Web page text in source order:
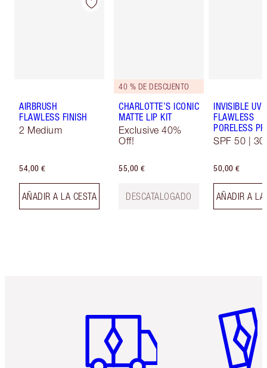
AIRBRUSH
FLAWLESS FINISH
2 Medium
54,00 €
AÑADIR A LA CESTA
40 % DE DESCUENTO
CHARLOTTE’S ICONIC
MATTE LIP KIT
Exclusive 40%
Off!
55,00 €
DESCATALOGADO
INVISIBLE UV
FLAWLESS
PORELESS
SPF 50 | 30
50,00 €
AÑADIR A LA